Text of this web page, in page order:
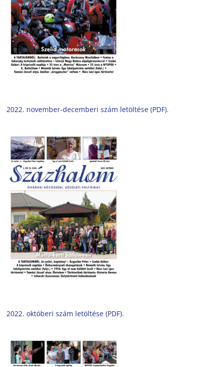
2022. november-decemberi szám letöltése (PDF).
2022. októberi szám letöltése (PDF).